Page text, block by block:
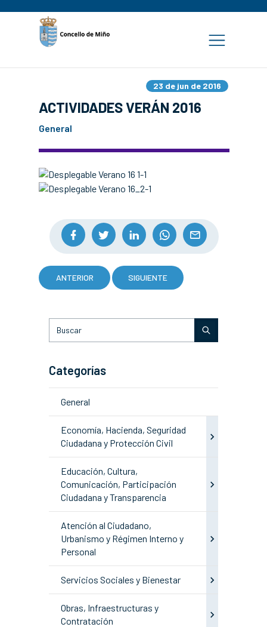
23 de jun de 2016
ACTIVIDADES VERÁN 2016
General
ANTERIOR SIGUIENTE
Categorías
General
Economía, Hacienda, Seguridad
Ciudadana y Protección Civil
Educación, Cultura,
Comunicación, Participación
Ciudadana y Transparencia
Atención al Ciudadano,
Urbanismo y Régimen Interno y
Personal
Servicios Sociales y Bienestar
Obras, Infraestructuras y
Contratación